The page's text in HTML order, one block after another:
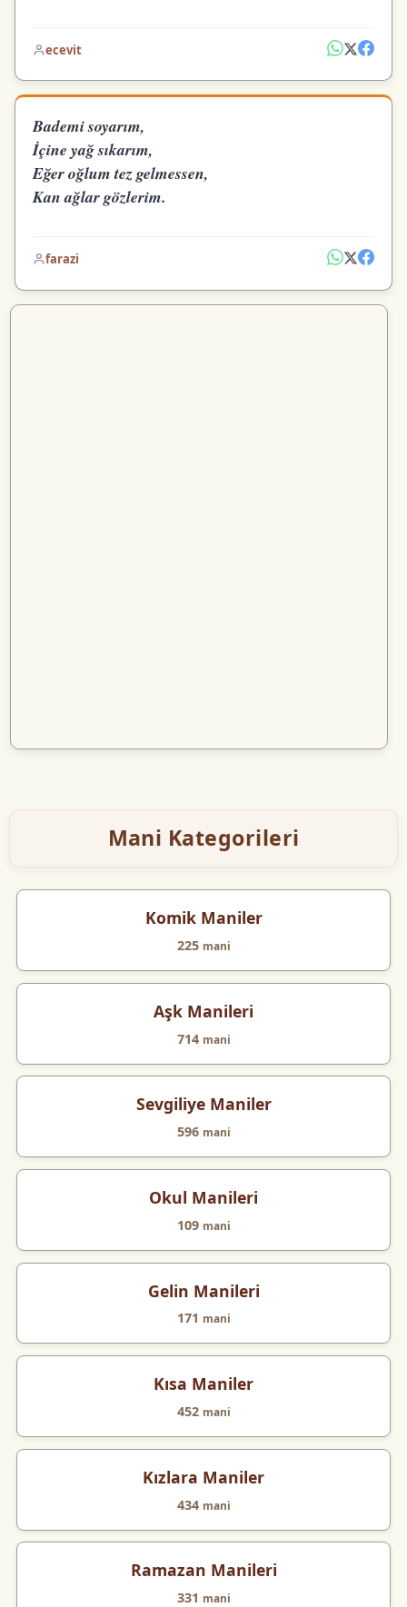
ecevit
Bademi soyarım,
İçine yağ sıkarım,
Eğer oğlum tez gelmessen,
Kan ağlar gözlerim.
farazi
Mani Kategorileri
Komik Maniler
225 mani
Aşk Manileri
714 mani
Sevgiliye Maniler
596 mani
Okul Manileri
109 mani
Gelin Manileri
171 mani
Kısa Maniler
452 mani
Kızlara Maniler
434 mani
Ramazan Manileri
331 mani